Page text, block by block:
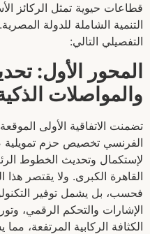
قطاعات حيوية تمثل الركائز
التنمية الشاملة للدولة
التفصيلي التالي:
المحور الأول:
والمواصلات
تضمنت الاتفاقية الأولى
الفرنسي تخصيص حزم
لإستكمال وتحديث الخطوط
القاهرة الكبرى. ولا يقتصر هذا
فحسب، بل يشمل توفير
الإشارات والتحكم الرقمي،
الكثافة الركابية المرتفعة،